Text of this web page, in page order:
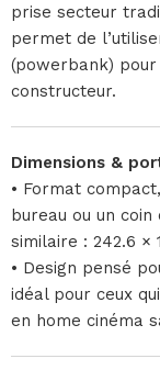
prise secteur
permet de
(powerbank)
constructeur.
Dimensions &
• Format
bureau ou un coin
similaire : 242.6 ×
• Design pensé
idéal pour ceux
en home cinéma